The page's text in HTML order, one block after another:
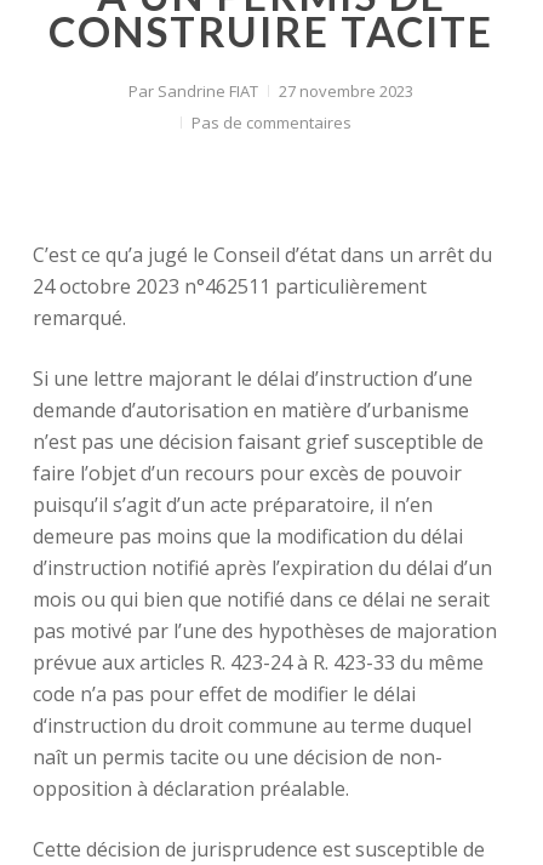
CONSTRUIRE TACITE
Par Sandrine FIAT
27 novembre 2023
Pas de commentaires
C’est ce qu’a jugé le Conseil d’état dans un arrêt du
24 octobre 2023 n°462511 particulièrement
remarqué.
Si une lettre majorant le délai d’instruction d’une
demande d’autorisation en matière d’urbanisme
n’est pas une décision faisant grief susceptible de
faire l’objet d’un recours pour excès de pouvoir
puisqu’il s’agit d’un acte préparatoire, il n’en
demeure pas moins que la modification du délai
d’instruction notifié après l’expiration du délai d’un
mois ou qui bien que notifié dans ce délai ne serait
pas motivé par l’une des hypothèses de majoration
prévue aux articles R. 423-24 à R. 423-33 du même
code n’a pas pour effet de modifier le délai
d‘instruction du droit commune au terme duquel
naît un permis tacite ou une décision de non-
opposition à déclaration préalable.
Cette décision de jurisprudence est susceptible de